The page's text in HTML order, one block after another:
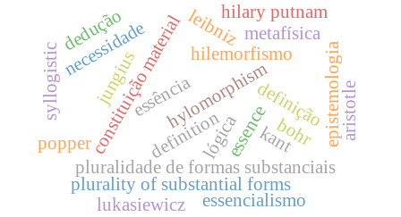
hilemorfismo
essência definição
constituição material
pluralidade de formas substanciais
hylomorphism
essence
definition
plurality of substantial forms
epistemologia
metafísica
kant
leibniz
lógica
jungius
essencialismo
necessidade
hilary putnam
lukasiewicz
dedução
aristotle
syllogistic
popper bohr